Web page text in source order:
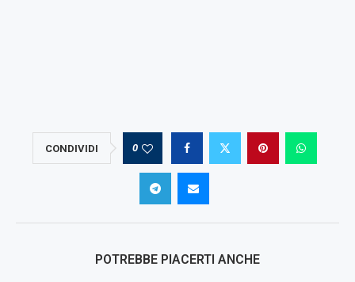
CONDIVIDI 0
POTREBBE PIACERTI ANCHE